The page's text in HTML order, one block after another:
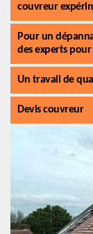
couvreur
Pour un
des experts
Un travail de
Devis couvreur